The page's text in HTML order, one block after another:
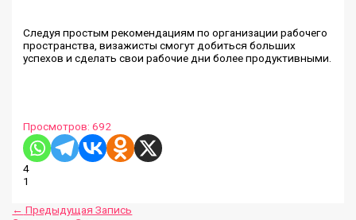
Следуя простым рекомендациям по организации рабочего
пространства, визажисты смогут добиться больших
успехов и сделать свои рабочие дни более продуктивными.
Просмотров: 692
4
1
← Предыдущая Запись